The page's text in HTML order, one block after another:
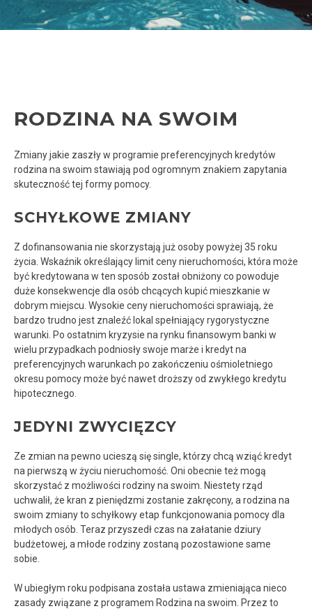
RODZINA NA SWOIM
Zmiany jakie zaszły w programie preferencyjnych kredytów
rodzina na swoim stawiają pod ogromnym znakiem zapytania
skuteczność tej formy pomocy.
SCHYŁKOWE ZMIANY
Z dofinansowania nie skorzystają już osoby powyżej 35 roku
życia. Wskaźnik określający limit ceny nieruchomości, która może
być kredytowana w ten sposób został obniżony co powoduje
duże konsekwencje dla osób chcących kupić mieszkanie w
dobrym miejscu. Wysokie ceny nieruchomości sprawiają, że
bardzo trudno jest znaleźć lokal spełniający rygorystyczne
warunki. Po ostatnim kryzysie na rynku finansowym banki w
wielu przypadkach podniosły swoje marże i kredyt na
preferencyjnych warunkach po zakończeniu ośmioletniego
okresu pomocy może być nawet droższy od zwykłego kredytu
hipotecznego.
JEDYNI ZWYCIĘZCY
Ze zmian na pewno ucieszą się single, którzy chcą wziąć kredyt
na pierwszą w życiu nieruchomość. Oni obecnie też mogą
skorzystać z możliwości rodziny na swoim. Niestety rząd
uchwalił, że kran z pieniędzmi zostanie zakręcony, a rodzina na
swoim zmiany to schyłkowy etap funkcjonowania pomocy dla
młodych osób. Teraz przyszedł czas na załatanie dziury
budżetowej, a młode rodziny zostaną pozostawione same
sobie.
W ubiegłym roku podpisana została ustawa zmieniająca nieco
zasady związane z programem Rodzina na swoim. Przez to